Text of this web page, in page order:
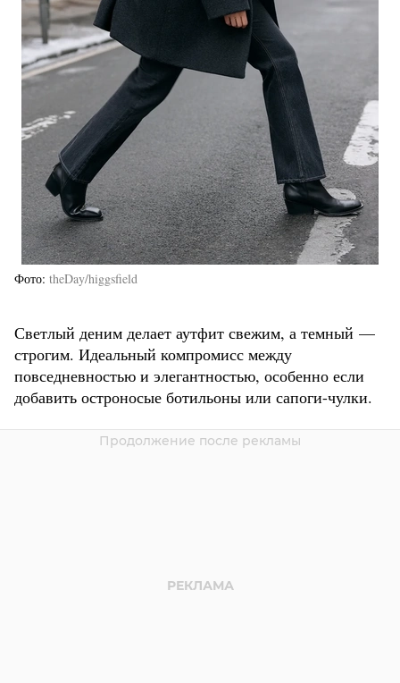
Фото theDay/higgsfield
Светлый деним делает аутфит свежим, а темный —
строгим. Идеальный компромисс между
повседневностью и элегантностью, особенно если
добавить остроносые ботильоны или сапоги-чулки.